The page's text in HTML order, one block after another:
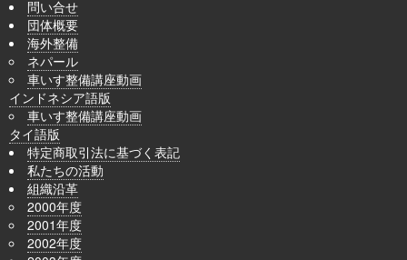
問い合せ
団体概要
海外整備
ネパール
車いす整備講座動画
インドネシア語版
車いす整備講座動画
タイ語版
特定商取引法に基づく表記
私たちの活動
組織沿革
2000年度
2001年度
2002年度